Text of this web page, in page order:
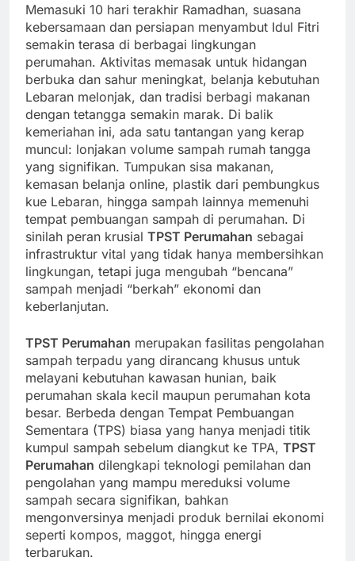
Memasuki 10 hari terakhir Ramadhan, suasana
kebersamaan dan persiapan menyambut Idul Fitri
semakin terasa di berbagai lingkungan
perumahan. Aktivitas memasak untuk hidangan
berbuka dan sahur meningkat, belanja kebutuhan
Lebaran melonjak, dan tradisi berbagi makanan
dengan tetangga semakin marak. Di balik
kemeriahan ini, ada satu tantangan yang kerap
muncul: lonjakan volume sampah rumah tangga
yang signifikan. Tumpukan sisa makanan,
kemasan belanja online, plastik dari pembungkus
kue Lebaran, hingga sampah lainnya memenuhi
tempat pembuangan sampah di perumahan. Di
sinilah peran krusial TPST Perumahan sebagai
infrastruktur vital yang tidak hanya membersihkan
lingkungan, tetapi juga mengubah “bencana”
sampah menjadi “berkah” ekonomi dan
keberlanjutan.
TPST Perumahan merupakan fasilitas pengolahan
sampah terpadu yang dirancang khusus untuk
melayani kebutuhan kawasan hunian, baik
perumahan skala kecil maupun perumahan kota
besar. Berbeda dengan Tempat Pembuangan
Sementara (TPS) biasa yang hanya menjadi titik
kumpul sampah sebelum diangkut ke TPA, TPST
Perumahan dilengkapi teknologi pemilahan dan
pengolahan yang mampu mereduksi volume
sampah secara signifikan, bahkan
mengonversinya menjadi produk bernilai ekonomi
seperti kompos, maggot, hingga energi
terbarukan.